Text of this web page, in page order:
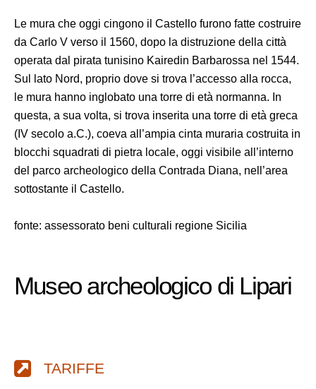
Le mura che oggi cingono il Castello furono fatte costruire
da Carlo V verso il 1560, dopo la distruzione della città
operata dal pirata tunisino Kairedin Barbarossa nel 1544.
Sul lato Nord, proprio dove si trova l’accesso alla rocca,
le mura hanno inglobato una torre di età normanna. In
questa, a sua volta, si trova inserita una torre di età greca
(IV secolo a.C.), coeva all’ampia cinta muraria costruita in
blocchi squadrati di pietra locale, oggi visibile all’interno
del parco archeologico della Contrada Diana, nell’area
sottostante il Castello.
fonte: assessorato beni culturali regione Sicilia
Museo archeologico di Lipari
TARIFFE